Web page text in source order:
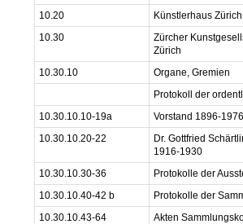
10.20
Künstlerhaus
10.30
Zürcher
Zürich
10.30.10
Organe, Gremien
Protokoll der
10.30.10.10-19a
Vorstand 1896-1976
10.30.10.20-22
Dr. Gottfried
1916-1930
10.30.10.30-36
Protokolle der
10.30.10.40-42 b
Protokolle der
10.30.10.43-64
Akten